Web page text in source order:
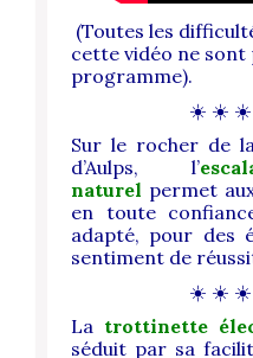
(Toutes les
cette vidéo ne sont
programme).
☀️ ☀️
Sur le rocher de
d’Aulps, l’
naturel permet
en toute
adapté, pour des
sentiment de
☀️ ☀️
La trottinette
séduit par sa